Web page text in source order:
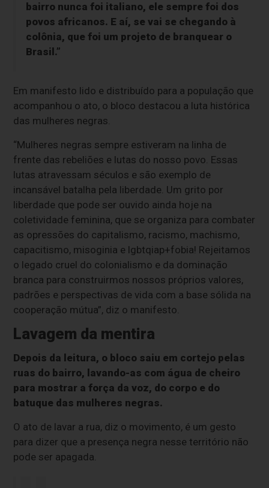
bairro nunca foi italiano, ele sempre foi dos
povos africanos. E aí, se vai se chegando à
colônia, que foi um projeto de branquear o
Brasil.”
Em manifesto lido e distribuído para a população que
acompanhou o ato, o bloco destacou a luta histórica
das mulheres negras.
“Mulheres negras sempre estiveram na linha de
frente das rebeliões e lutas do nosso povo. Essas
lutas atravessam séculos e são exemplo de
incansável batalha pela liberdade. Um grito por
liberdade que pode ser ouvido ainda hoje na
coletividade feminina, que se organiza para combater
as opressões do capitalismo, racismo, machismo,
capacitismo, misoginia e lgbtqiap+fobia! Rejeitamos
o legado cruel do colonialismo e da dominação
branca para construirmos nossos próprios valores,
padrões e perspectivas de vida com a base sólida na
cooperação mútua”, diz o manifesto.
Lavagem da mentira
Depois da leitura, o bloco saiu em cortejo pelas
ruas do bairro, lavando-as com água de cheiro
para mostrar a força da voz, do corpo e do
batuque das mulheres negras.
O ato de lavar a rua, diz o movimento, é um gesto
para dizer que a presença negra nesse território não
pode ser apagada.